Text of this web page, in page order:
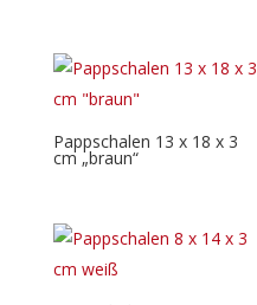
Pappschalen 13 x 18 x 3
cm „braun“